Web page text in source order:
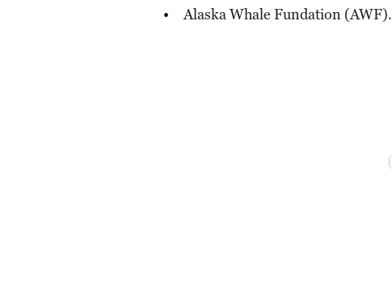
Alaska Whale Fundation (AWF).